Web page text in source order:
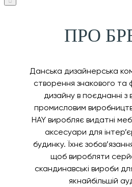
ПРО
Данська дизайнерська
створення знакового та
дизайну в поєднанні з
промисловим
HAY виробляє видатні
аксесуари для
будинку. Їхнє
щоб виробляти
скандинавські вироби
якнайбільшій